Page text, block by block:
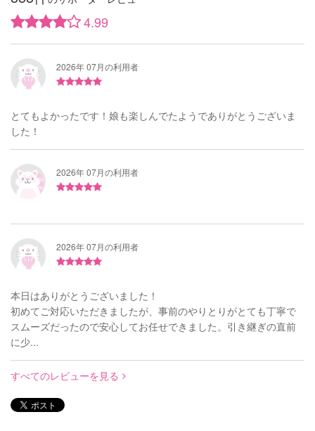
4.99
2026年 07月の利用者
とてもよかったです！娘も楽しんでたようでありがとうございま
した！
2026年 07月の利用者
2026年 07月の利用者
本日はありがとうございました！
初めてご対応いただきましたが、事前のやりとりがとても丁寧で
スムーズだったので安心してお任せできました。引き継ぎの直前
に少...
すべてのレビューを見る